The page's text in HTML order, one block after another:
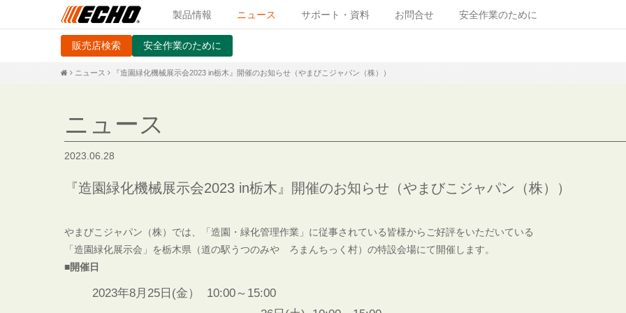
製品情報 ニュース サポート・資料 お問合せ 安全作業のために
販売店検索 安全作業のために
ニュース 『造園緑化機械展示会2023 in栃木』開催のお知らせ（やまびこジャパン（株））
ニュース
2023.06.28
『造園緑化機械展示会2023 in栃木』開催のお知らせ（やまびこジャパン（株））
やまびこジャパン（株）では、「造園・緑化管理作業」に従事されている皆様からご好評をいただいている
「造園緑化展示会 」を栃木県（道の駅うつのみや ろまんちっく村）の特設会場にて開催します。
■開催日
2023年8月25日(金） 10:00～15:00